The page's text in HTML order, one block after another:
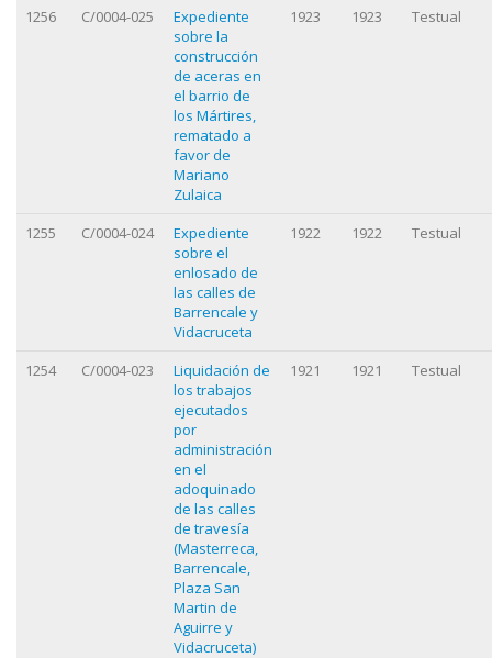
1256
C/0004-025
Expediente
sobre la
construcción
de aceras en
el barrio de
los Mártires,
rematado a
favor de
Mariano
Zulaica
1923 1923 Testual
1255 C/0004-024
Expediente
sobre el
enlosado de
las calles de
Barrencale y
Vidacruceta
1922 1922 Testual
1254 C/0004-023
Liquidación de
los trabajos
ejecutados
por
administración
en el
adoquinado
de las calles
de travesía
(Masterreca,
Barrencale,
Plaza San
Martin de
Aguirre y
Vidacruceta)
1921 1921 Testual